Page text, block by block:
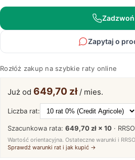
Isumi
Zadzwoń
Zapytaj o
Rozłóż zakup na szybkie raty online
Już od 649,70 zł/ mies.
Liczba rat:
Szacunkowa rata: 649,70 zł × 10 · RRSO
Wartość orientacyjna. Ostateczne warunki i
Sprawdź warunki rat i jak kupić →